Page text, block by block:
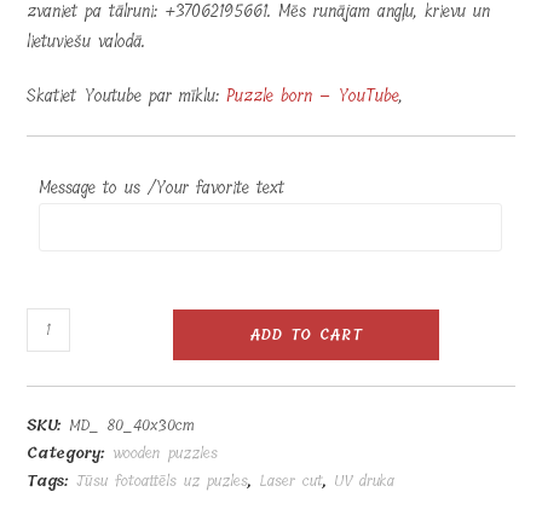
zvaniet pa tālruni: +37062195661. Mēs runājam angļu, krievu un
lietuviešu valodā.
Skatiet Youtube par mīklu:Puzzle born – YouTube,
Message to us /Your favorite text
Koka
puzle
80
gabali
40x30cm
quantity
ADD TO CART
SKU:MD_ 80_40x30cm
Category: wooden puzzles
Tags:Jūsu fotoattēls uz puzles, Laser cut, UV druka